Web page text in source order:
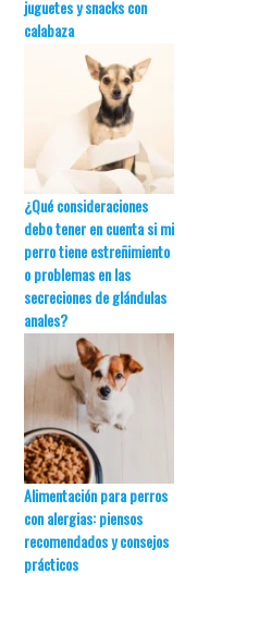
juguetes y snacks con
calabaza
¿Qué consideraciones
debo tener en cuenta si mi
perro tiene estreñimiento
o problemas en las
secreciones de glándulas
anales?
Alimentación para perros
con alergias: piensos
recomendados y consejos
prácticos